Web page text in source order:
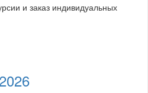
и заказ индивидуальных